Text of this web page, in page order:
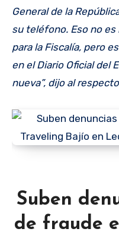
General de la
su teléfono. Eso no
para la Fiscalía, pero
en el Diario Oficial del
nueva”, dijo al
Suben
de fraude